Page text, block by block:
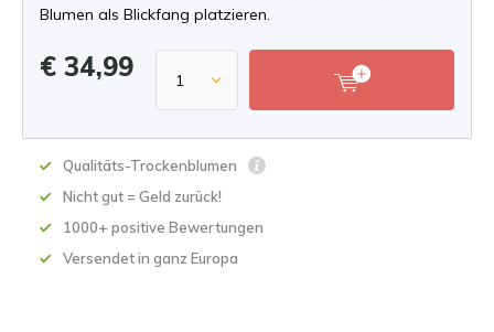
Blumen als Blickfang platzieren.
€ 34,99
Qualitäts-Trockenblumen
Nicht gut = Geld zurück!
1000+ positive Bewertungen
Versendet in ganz Europa